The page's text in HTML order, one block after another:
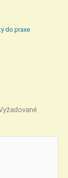
do praxe